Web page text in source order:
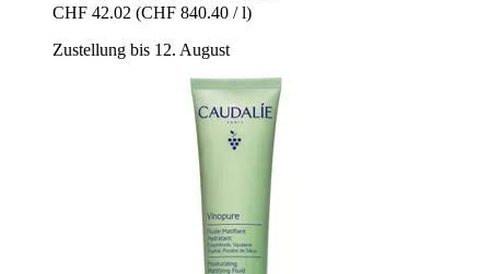
CHF 42.02 (CHF 840.40 / l)
Zustellung bis 12. August